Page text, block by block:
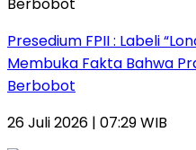
Presedium FPII : Labeli
Membuka Fakta Bahwa
Berbobot
26 Juli 2026 | 07:29 WIB